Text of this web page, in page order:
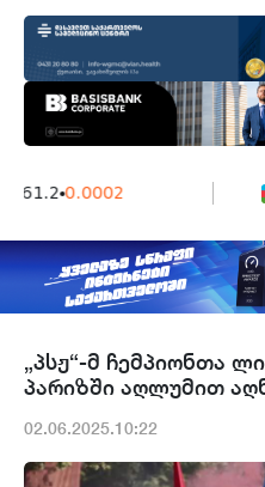
0.0002
„პსჟ“-მ ჩემპიონთა
პარიზში აღლუმით
02.06.2025.10:22